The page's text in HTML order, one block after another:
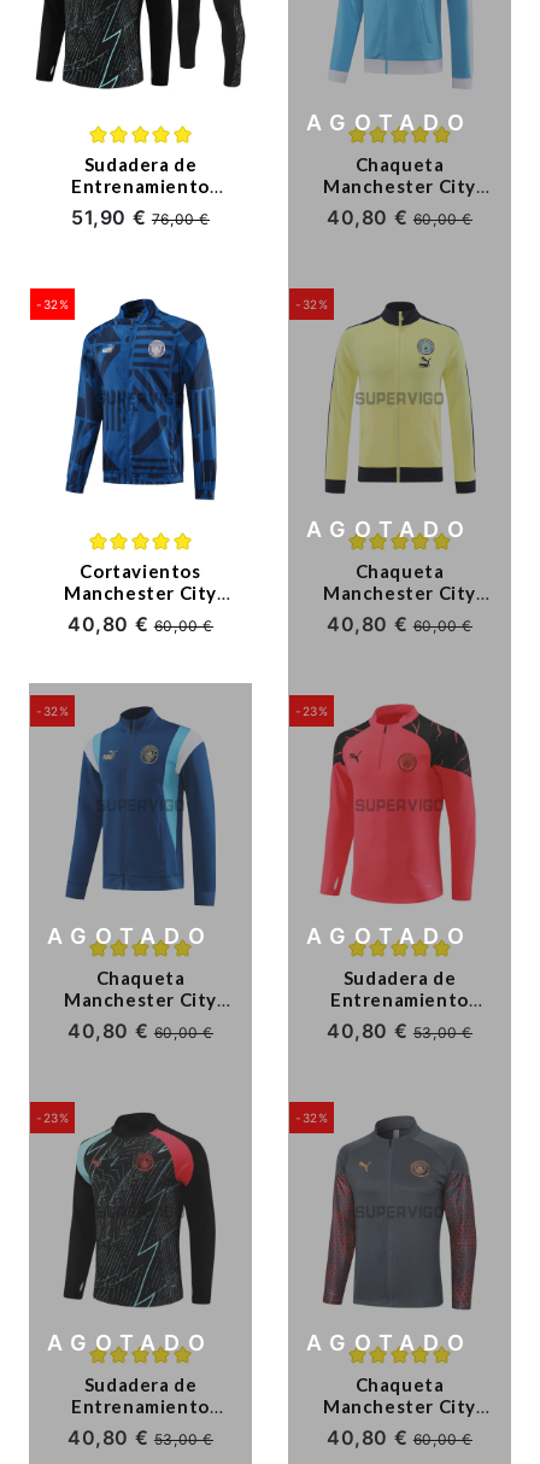
Sudadera de
Entrenamiento
Manchester City
Negro/Verde/Rojo
51,90 €76,00 €
Chaqueta
Manchester City
2023/2024 Azul
Claro
40,80 €60,00 €
AGOTADO
-32%
Cortavientos
Manchester City
2023/2024 Azul
40,80 €60,00 €
-32%
Chaqueta
Manchester City
2023/2024 Amarillo
40,80 €60,00 €
AGOTADO
-32%
Chaqueta
Manchester City
2023/2024 Azul
Oscuro
40,80 €60,00 €
AGOTADO
-23%
Sudadera de
Entrenamiento
Manchester City
2023/2024 Naranja
40,80 €53,00 €
AGOTADO
-23%
Sudadera de
Entrenamiento
Manchester City
2023/2024
40,80 €53,00 €
AGOTADO
-32%
Chaqueta
Manchester City
2023/2024 Gris/Rojo
40,80 €60,00 €
AGOTADO